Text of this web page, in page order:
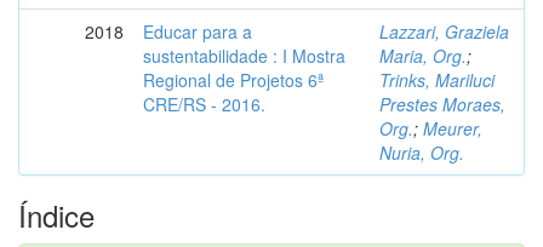
2018
Educar para a
sustentabilidade : I Mostra
Regional de Projetos 6ª
CRE/RS - 2016.
Lazzari, Graziela
Maria, Org.;
Trinks, Mariluci
Prestes Moraes,
Org.; Meurer,
Nuria, Org.
Índice